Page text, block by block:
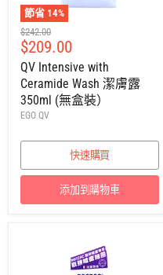
節省 14%
建
議
零
售
價
$242.00
售
價
$209.00
QV Intensive with
Ceramide Wash 潔膚露
350ml (無盒裝）
EGO QV
快速購買
添加到購物車